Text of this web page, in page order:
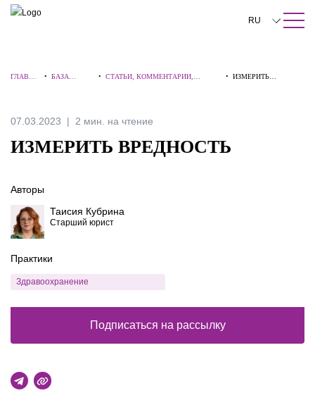
ПОИСК ПО САЙТУ Закрыть
RU
中文
ГЛАВНА
•БАЗА
•СТАТЬИ, КОММЕНТАРИИ,
• ИЗМЕРИТЬ
07.03.2023 2 мин. на чтение
ИЗМЕРИТЬ ВРЕДНОСТЬ
Авторы
Таисия Кубрина
Старший юрист
Практики
Здравоохранение
Подписаться на рассылку